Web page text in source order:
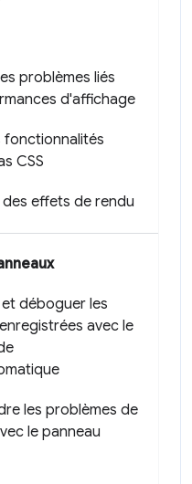
problèmes liés
d'affichage
fonctionnalités
CSS
effets de rendu
déboguer les
avec le
les problèmes de
le panneau